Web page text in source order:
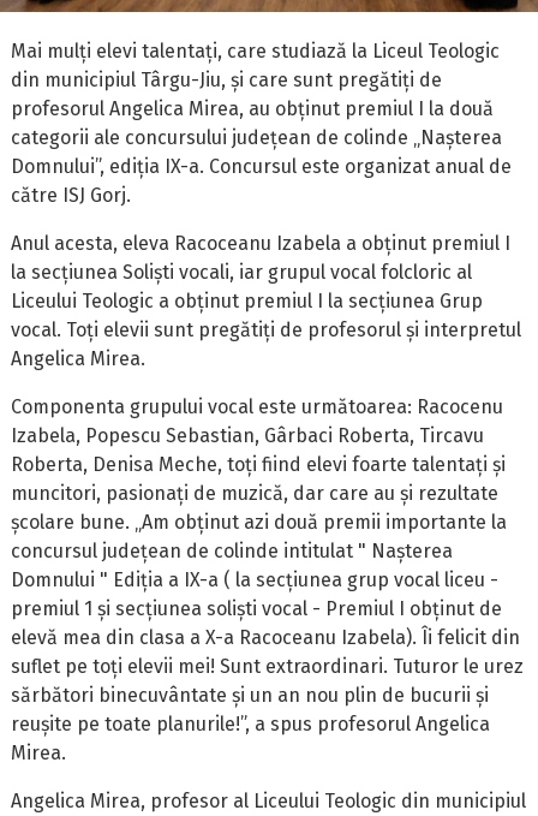
Mai mulți elevi talentați, care studiază la Liceul Teologic
din municipiul Târgu-Jiu, și care sunt pregătiți de
profesorul Angelica Mirea, au obținut premiul I la două
categorii ale concursului județean de colinde „Nașterea
Domnului”, ediția IX-a. Concursul este organizat anual de
către ISJ Gorj.
Anul acesta, eleva Racoceanu Izabela a obținut premiul I
la secțiunea Soliști vocali, iar grupul vocal folcloric al
Liceului Teologic a obținut premiul I la secțiunea Grup
vocal. Toți elevii sunt pregătiți de profesorul și interpretul
Angelica Mirea.
Componenta grupului vocal este următoarea: Racocenu
Izabela, Popescu Sebastian, Gârbaci Roberta, Tircavu
Roberta, Denisa Meche, toți fiind elevi foarte talentați și
muncitori, pasionați de muzică, dar care au și rezultate
școlare bune. „Am obținut azi două premii importante la
concursul județean de colinde intitulat " Nașterea
Domnului " Ediția a IX-a ( la secțiunea grup vocal liceu -
premiul 1 și secțiunea soliști vocal - Premiul I obținut de
elevă mea din clasa a X-a Racoceanu Izabela). Îi felicit din
suflet pe toți elevii mei! Sunt extraordinari. Tuturor le urez
sărbători binecuvântate și un an nou plin de bucurii și
reușite pe toate planurile!”, a spus profesorul Angelica
Mirea.
Angelica Mirea, profesor al Liceului Teologic din municipiul